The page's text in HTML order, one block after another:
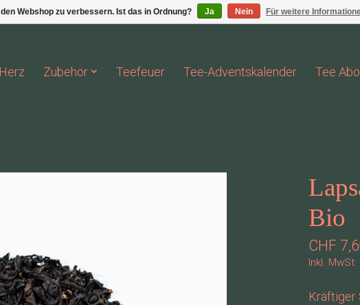
Zubehör Teefeuer Tee-Adventskalender Tee Abo
Bio
CHF
Inkl. MwSt.
Kräftiger
Webshop zu verbessern. Ist das in Ordnung? Ja Nein Für weitere